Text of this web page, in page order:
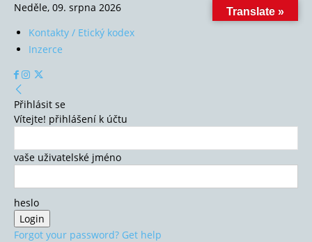
Neděle, 09. srpna 2026
Kontakty / Etický kodex
Inzerce
Přihlásit se
Vítejte! přihlášení k účtu
vaše uživatelské jméno
heslo
Forgot your password? Get help
Translate »